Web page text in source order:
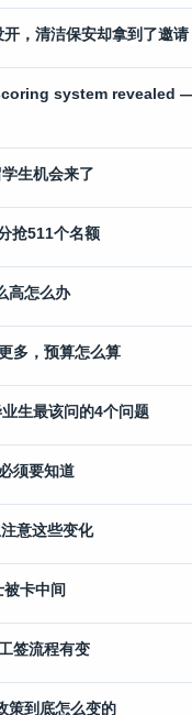
，清洁保安却拿到了邀请
system revealed
生机会来了
抢511个名额
高怎么办
多，预算怎么算
生最该问的4个问题
须要知道
意这些变化
被卡中间
签流程有变
策到底怎么变的